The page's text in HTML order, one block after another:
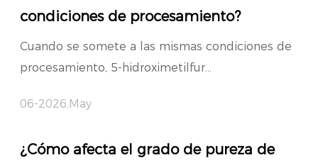
condiciones de procesamiento?
Cuando se somete a las mismas condiciones de
procesamiento, 5-hidroximetilfur...
06-2026,May
¿Cómo afecta el grado de pureza de